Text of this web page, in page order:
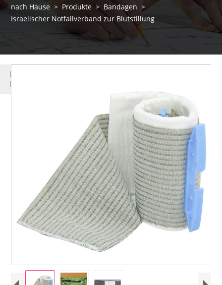
nach Hause > Produkte > Bandagen >
Israelischer Notfallverband zur Blutstillung
MEHR
PRODUKTE